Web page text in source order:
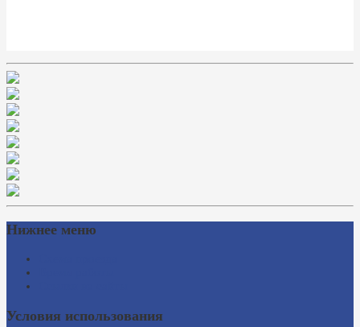
Нижнее меню
Условия использования